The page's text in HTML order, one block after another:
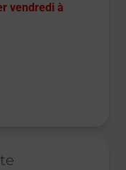
vendredi à